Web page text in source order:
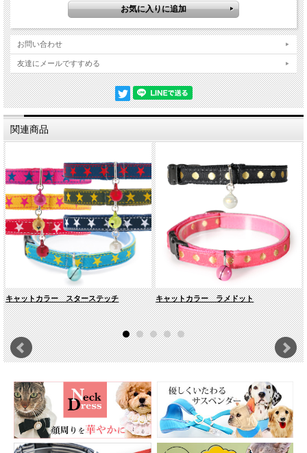
内側には、ネコちゃんのお肌と被毛を痛めないよう、柔らかくしなやかなグログ
ランテープを使っています。繊細で細い糸をふんわりと織り上げたテープは、筒
状の袋織り特有のソフトさとクッション性があり、肌当たりがとても優しくなっ
ています。
負荷がかかると外れる安全設計
負荷がかかると外れるバックルを使っています。
ネコちゃんが高い所から飛び降りた際に、もしもどこかに引っかかってしまって
も、首輪が外れる安全設計なのでとても安心です。
大切な家族のために迷子札を
迷子になった時、はぐれてしまった時、迷子札は家族のもとに帰るための大事な
道しるべ。別売りの『猫の暮らしネームバンド』はブラブラしない首輪に巻くタ
イプなので繊細なネコちゃんでも気になりません。
レッド ピンク
お問い合わせ
友達にメールですすめる
関連商品
キャットカラー スターステッチ キャットカラー ラメドット